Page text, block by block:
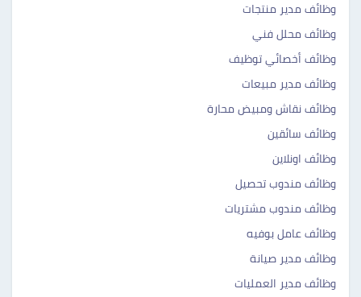
وظائف مدير منتجات
وظائف محلل فني
وظائف أخصائي توظيف
وظائف مدير مبيعات
وظائف نقاش ومبيض محارة
وظائف سائقين
وظائف اونلاين
وظائف مندوب تحصيل
وظائف مندوب مشتريات
وظائف عامل بوفيه
وظائف مدير صيانة
وظائف مدير العمليات